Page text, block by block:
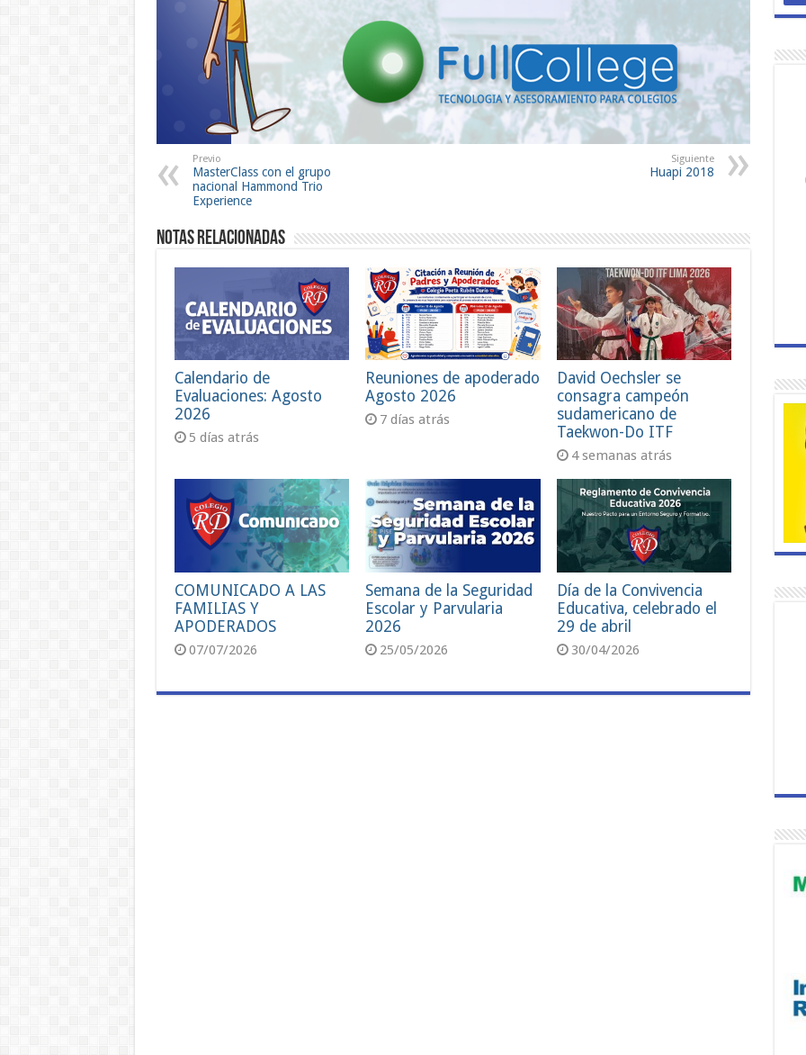
Previo
MasterClass con el grupo
nacional Hammond Trio
Experience
Siguiente
Huapi 2018
Notas Relacionadas
Calendario de
Evaluaciones: Agosto
2026
5 días atrás
Reuniones de apoderado
Agosto 2026
7 días atrás
David Oechsler se
consagra campeón
sudamericano de
Taekwon-Do ITF
4 semanas atrás
COMUNICADO A LAS
FAMILIAS Y
APODERADOS
07/07/2026
Semana de la Seguridad
Escolar y Parvularia
2026
25/05/2026
Día de la Convivencia
Educativa, celebrado el
29 de abril
30/04/2026